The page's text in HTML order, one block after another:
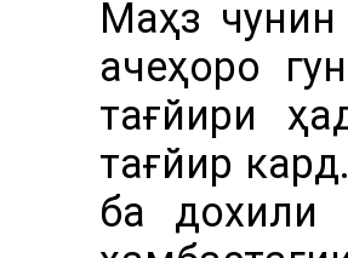
Маҳз
ачеҳоро
тағйири
тағйир
ба дохили